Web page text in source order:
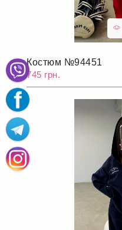
Костюм №94451
745 грн.